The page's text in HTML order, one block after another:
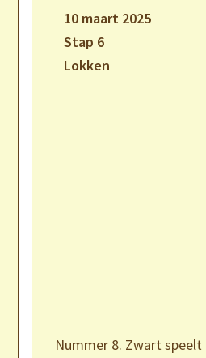
10 maart 2025
Stap 6
Lokken
Nummer 8. Zwart